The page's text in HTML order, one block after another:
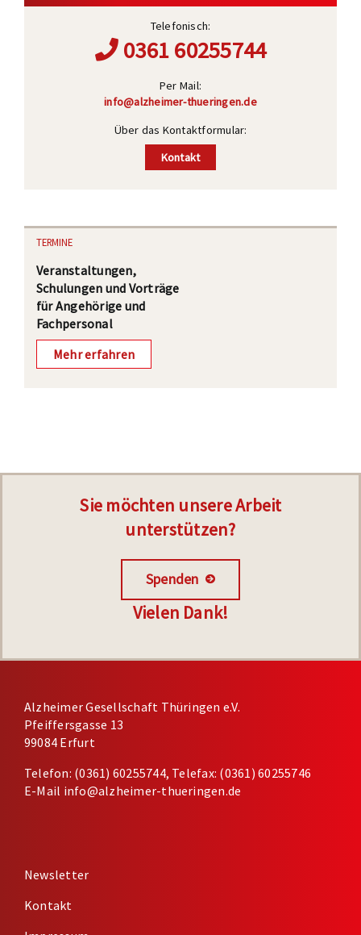
Telefonisch:
0361 60255744
Per Mail:
info@alzheimer-thueringen.de
Über das Kontaktformular:
Kontakt
TERMINE
Veranstaltungen,
Schulungen und Vorträge
für Angehörige und
Fachpersonal
Mehr erfahren
Sie möchten unsere Arbeit
unterstützen?
Spenden
Vielen Dank!
Alzheimer Gesellschaft Thüringen e.V.
Pfeiffersgasse 13
99084 Erfurt
Telefon: (0361) 60255744, Telefax: (0361) 60255746
E-Mail info@alzheimer-thueringen.de
Newsletter
Kontakt